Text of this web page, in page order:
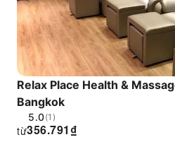
Relax Place Health &
Bangkok
5.0(1)
₫
356.791
từ